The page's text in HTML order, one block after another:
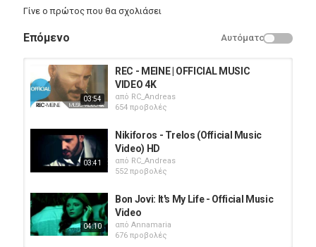
Γίνε ο πρώτος που θα σχολιάσει
Επόμενο Αυτόματο
03:54
REC - MEINE | OFFICIAL MUSIC
VIDEO 4K
από RC_Andreas
654 προβολές
03:41
Nikiforos - Trelos (Official Music
Video) HD
από RC_Andreas
552 προβολές
04:10
Bon Jovi: It's My Life - Official Music
Video
από Annamaria
676 προβολές